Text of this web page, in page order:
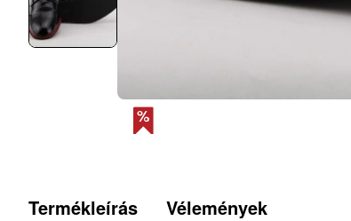
Termékleírás Vélemények